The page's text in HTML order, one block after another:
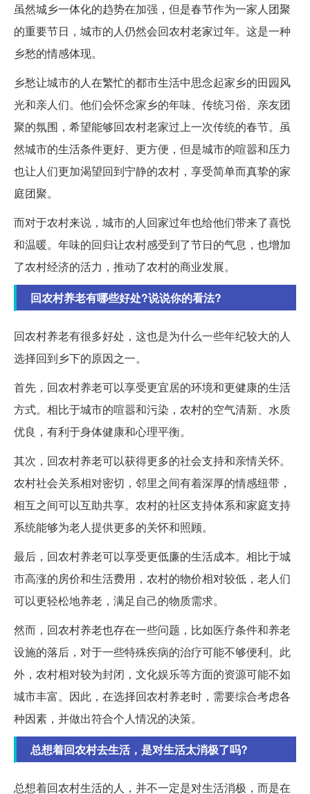
虽然城乡一体化的趋势在加强，但是春节作为一家人团聚
的重要节日，城市的人仍然会回农村老家过年。这是一种
乡愁的情感体现。
乡愁让城市的人在繁忙的都市生活中思念起家乡的田园风
光和亲人们。他们会怀念家乡的年味、传统习俗、亲友团
聚的氛围，希望能够回农村老家过上一次传统的春节。虽
然城市的生活条件更好、更方便，但是城市的喧嚣和压力
也让人们更加渴望回到宁静的农村，享受简单而真挚的家
庭团聚。
而对于农村来说，城市的人回家过年也给他们带来了喜悦
和温暖。年味的回归让农村感受到了节日的气息，也增加
了农村经济的活力，推动了农村的商业发展。
回农村养老有哪些好处?说说你的看法?
回农村养老有很多好处，这也是为什么一些年纪较大的人
选择回到乡下的原因之一。
首先，回农村养老可以享受更宜居的环境和更健康的生活
方式。相比于城市的喧嚣和污染，农村的空气清新、水质
优良，有利于身体健康和心理平衡。
其次，回农村养老可以获得更多的社会支持和亲情关怀。
农村社会关系相对密切，邻里之间有着深厚的情感纽带，
相互之间可以互助共享。农村的社区支持体系和家庭支持
系统能够为老人提供更多的关怀和照顾。
最后，回农村养老可以享受更低廉的生活成本。相比于城
市高涨的房价和生活费用，农村的物价相对较低，老人们
可以更轻松地养老，满足自己的物质需求。
然而，回农村养老也存在一些问题，比如医疗条件和养老
设施的落后，对于一些特殊疾病的治疗可能不够便利。此
外，农村相对较为封闭，文化娱乐等方面的资源可能不如
城市丰富。因此，在选择回农村养老时，需要综合考虑各
种因素，并做出符合个人情况的决策。
总想着回农村去生活，是对生活太消极了吗?
总想着回农村生活的人，并不一定是对生活消极，而是在